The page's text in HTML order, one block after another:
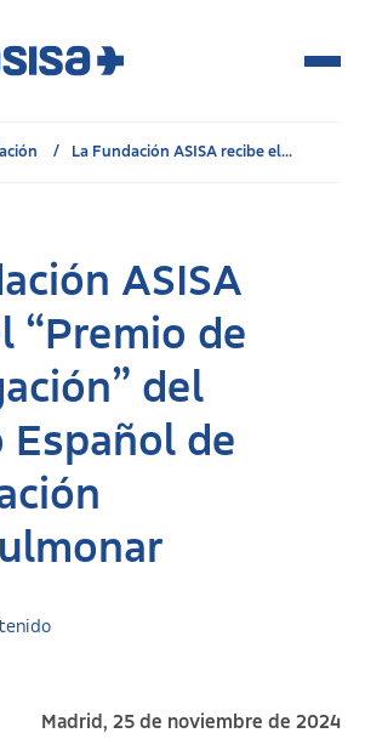
La Fundación ASISA recibe el...
ASISA
“Premio de
del
Español de
Madrid, 25 de noviembre de 2024